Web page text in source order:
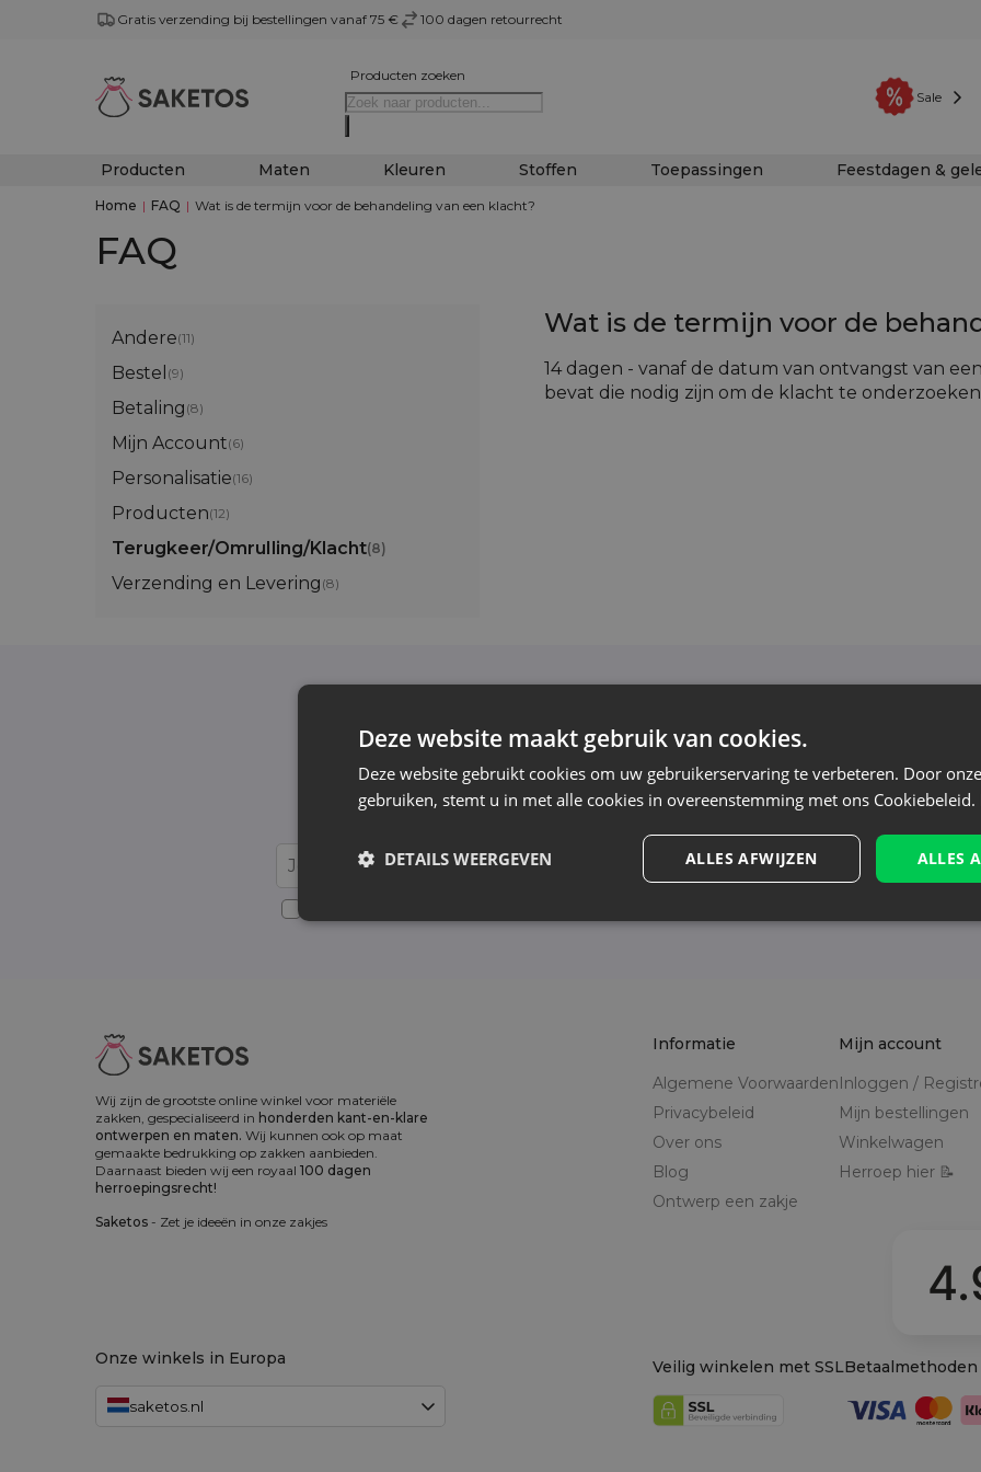
Gratis verzending bij bestellingen vanaf 75 € 100 dagen retourrecht
Producten zoeken
Sale
Producten Maten Kleuren Stoffen Toepassingen Feestdagen &
Home | FAQ | Wat is de termijn voor de behandeling van een klacht?
FAQ
Andere(11)
Bestel (9)
Betaling (8)
Mijn Account(6)
Personalisatie(16)
Producten(12)
Terugkeer/OmruIling/Klacht(8)
Verzending en Levering (8)
Wat is de termijn voor de
14 dagen - vanaf de datum van ontvangst van
bevat die nodig zijn om de klacht te
Schrijf je in voor de nieuwsbrief en blijf op de hoogte van het
aanbiedingen
Wij informeren en tonen nieuws - zonder onnodige spam. Blijf
Wij zijn de grootste online winkel voor materiële
zakken, gespecialiseerd in honderden kant-en-klare
ontwerpen en maten. Wij kunnen ook op maat
gemaakte bedrukking op zakken aanbieden.
Daarnaast bieden wij een royaal 100 dagen
herroepingsrecht!
Saketos - Zet je ideeën in onze zakjes
Onze winkels in Europa
saketos.nl
Informatie
Algemene Voorwaarden
Privacybeleid
Over ons
Blog
Ontwerp een zakje
Mijn account
Inloggen /
Mijn bestellingen
Winkelwagen
Herroep hier 📝
Veilig winkelen met SSLBetaalmethoden
Deze website maakt gebruik van cookies.
Deze website gebruikt cookies om uw gebruikerservaring te verbeteren. Door
gebruiken, stemt u in met alle cookies in overeenstemming met ons Cookiebeleid.
ALLES
ALLES AFWIJZEN
DETAILS WEERGEVEN